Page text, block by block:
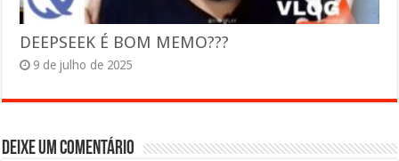
DEEPSEEK É BOM MEMO???
9 de julho de 2025
Deixe um comentário